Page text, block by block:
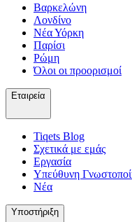
Βαρκελώνη
Λονδίνο
Νέα Υόρκη
Παρίσι
Ρώμη
Όλοι οι προορισμοί
Εταιρεία
Tiqets Βlog
Σχετικά με εμάς
Εργασία
Υπεύθυνη
Νέα
Υποστήριξη